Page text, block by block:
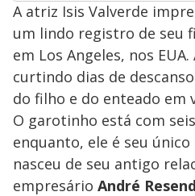
A atriz Isis Valverde
um lindo registro de seu
em Los Angeles, nos
curtindo dias de
do filho e do enteado em
O garotinho está com
enquanto, ele é seu
nasceu de seu antigo
empresário André